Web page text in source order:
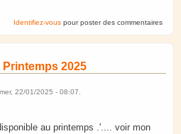
Identifiez-vous pour poster des commentaires
2025
mer, 22/01/2025 - 08:07
au printemps .'.... voir mon